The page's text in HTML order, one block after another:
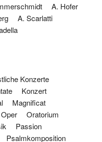
A. Hofer
A. Scarlatti
Konzerte
Konzert
Magnificat
Oper
Oratorium
Passion
Psalmkomposition